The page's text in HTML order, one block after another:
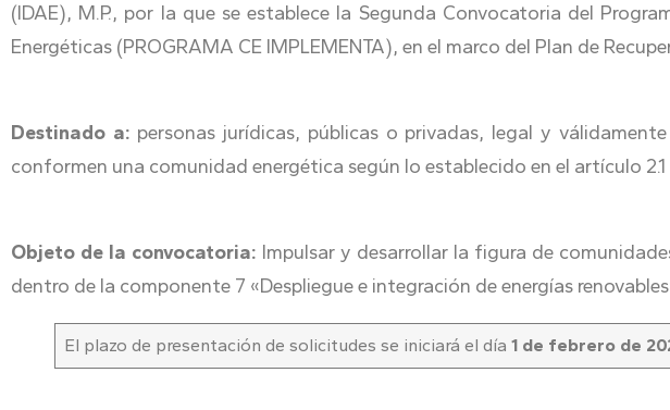
(IDAE), M.P., por la que se establece la Segunda Convocatoria del
Energéticas (PROGRAMA CE IMPLEMENTA), en el marco del Plan de
Destinado a: personas jurídicas, públicas o privadas, legal y
conformen una comunidad energética según lo establecido en el artículo
Objeto de la convocatoria: Impulsar y desarrollar la figura de
dentro de la componente 7 «Despliegue e integración de energías
El plazo de presentación de solicitudes se iniciará el día1 de febrero de